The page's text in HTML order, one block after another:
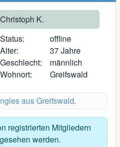
Christoph K.
Status:
offline
Alter:
37 Jahre
Geschlecht:
männlich
Wohnort:
Greifswald
aus Greifswald.
registrierten Mitgliedern
werden.